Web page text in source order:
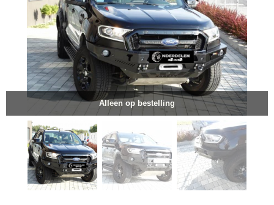
Alleen op bestelling